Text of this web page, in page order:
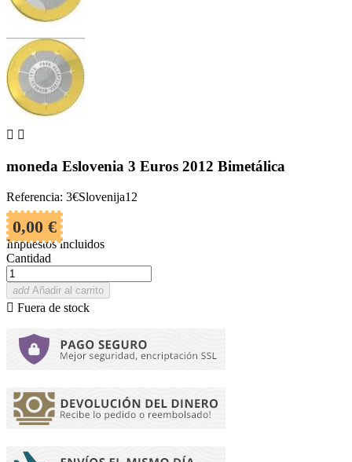
 
moneda Eslovenia 3 Euros 2012 Bimetálica
Referencia: 3€Slovenija12
0,00 €
Impuestos incluidos
Cantidad
add Añadir al carrito
 Fuera de stock